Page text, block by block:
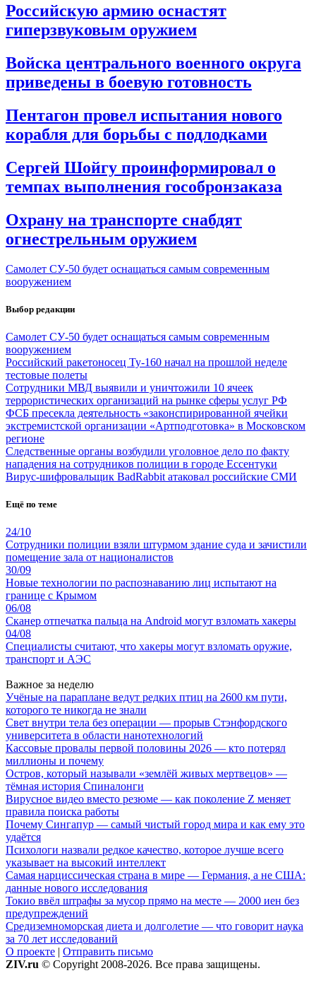
Российскую армию оснастят
гиперзвуковым оружием
Войска центрального военного округа
приведены в боевую готовность
Пентагон провел испытания нового
корабля для борьбы с подлодками
Сергей Шойгу проинформировал о
темпах выполнения гособронзаказа
Охрану на транспорте снабдят
огнестрельным оружием
Самолет СУ-50 будет оснащаться самым современным
вооружением
Выбор редакции
Самолет СУ-50 будет оснащаться самым современным
вооружением
Российский ракетоносец Ту-160 начал на прошлой неделе
тестовые полеты
Сотрудники МВД выявили и уничтожили 10 ячеек
террористических организаций на рынке сферы услуг РФ
ФСБ пресекла деятельность «законспирированной ячейки
экстремистской организации «Артподготовка» в Московском
регионе
Следственные органы возбудили уголовное дело по факту
нападения на сотрудников полиции в городе Ессентуки
Вирус-шифровальщик BadRabbit атаковал российские СМИ
Ещё по теме
24/10
Сотрудники полиции взяли штурмом здание суда и зачистили
помещение зала от националистов
30/09
Новые технологии по распознаванию лиц испытают на
границе с Крымом
06/08
Сканер отпечатка пальца на Android могут взломать хакеры
04/08
Специалисты считают, что хакеры могут взломать оружие,
транспорт и АЭС
Важное за неделю
Учёные на параплане ведут редких птиц на 2600 км пути,
которого те никогда не знали
Свет внутри тела без операции — прорыв Стэнфордского
университета в области нанотехнологий
Кассовые провалы первой половины 2026 — кто потерял
миллионы и почему
Остров, который называли «землёй живых мертвецов» —
тёмная история Спиналонги
Вирусное видео вместо резюме — как поколение Z меняет
правила поиска работы
Почему Сингапур — самый чистый город мира и как ему это
удаётся
Психологи назвали редкое качество, которое лучше всего
указывает на высокий интеллект
Самая нарциссическая страна в мире — Германия, а не США:
данные нового исследования
Токио ввёл штрафы за мусор прямо на месте — 2000 иен без
предупреждений
Средиземноморская диета и долголетие — что говорит наука
за 70 лет исследований
О проекте | Отправить письмо
ZIV.ru © Copyright 2008-2026. Все права защищены.